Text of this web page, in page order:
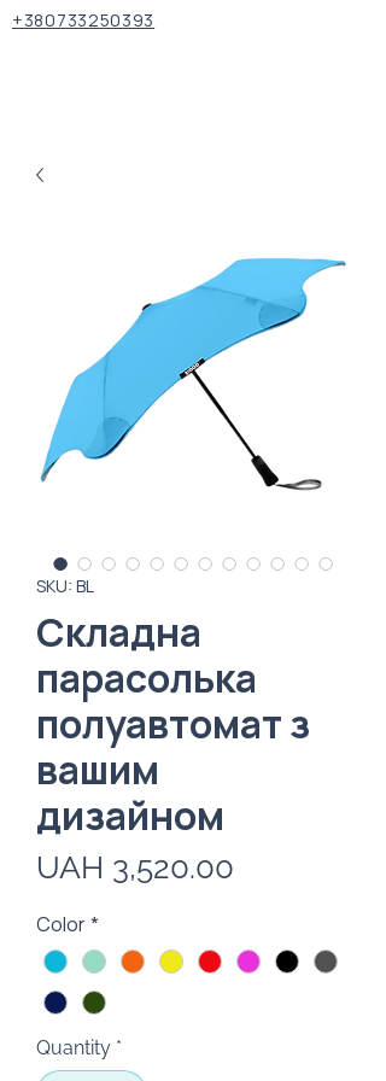
+380733250393
SKU: BL
Складна
парасолька
полуавтомат з
вашим
дизайном
UAH 3,520.00
Color*
Quantity *